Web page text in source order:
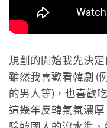
規劃的開始我先決
雖然我喜歡看韓劇 (
的男人等)，也喜歡
這幾年反韓氣氛濃厚